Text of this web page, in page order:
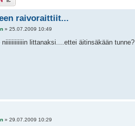
raivoraittiit...
» 25.07.2009 10:49
niiiiiiiiiiiin littanaksi....ettei äitinsäkään tunne?
» 29.07.2009 10:29